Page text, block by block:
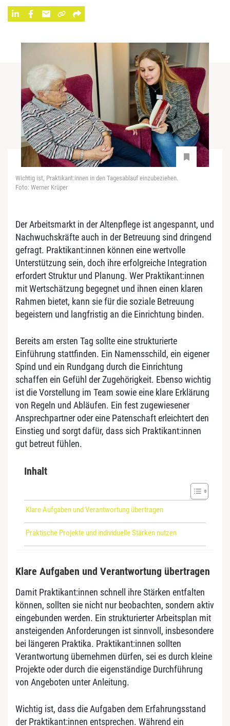
Wichtig ist, Praktikant:innen in den Tagesablauf einzubeziehen.
Foto: Werner Krüper
Der Arbeitsmarkt in der Altenpflege ist angespannt, und
Nachwuchskräfte auch in der Betreuung sind dringend
gefragt. Praktikant:innen können eine wertvolle
Unterstützung sein, doch ihre erfolgreiche Integration
erfordert Struktur und Planung. Wer Praktikant:innen
mit Wertschätzung begegnet und ihnen einen klaren
Rahmen bietet, kann sie für die soziale Betreuung
begeistern und langfristig an die Einrichtung binden.
Bereits am ersten Tag sollte eine strukturierte
Einführung stattfinden. Ein Namensschild, ein eigener
Spind und ein Rundgang durch die Einrichtung
schaffen ein Gefühl der Zugehörigkeit. Ebenso wichtig
ist die Vorstellung im Team sowie eine klare Erklärung
von Regeln und Abläufen. Ein fest zugewiesener
Ansprechpartner oder eine Patenschaft erleichtert den
Einstieg und sorgt dafür, dass sich Praktikant:innen
gut betreut fühlen.
Inhalt
Klare Aufgaben und Verantwortung übertragen
Praktische Projekte und individuelle Stärken nutzen
Klare Aufgaben und Verantwortung übertragen
Damit Praktikant:innen schnell ihre Stärken entfalten
können, sollten sie nicht nur beobachten, sondern aktiv
eingebunden werden. Ein strukturierter Arbeitsplan mit
ansteigenden Anforderungen ist sinnvoll, insbesondere
bei längeren Praktika. Praktikant:innen sollten
Verantwortung übernehmen dürfen, sei es durch kleine
Projekte oder durch die eigenständige Durchführung
von Angeboten unter Anleitung.
Wichtig ist, dass die Aufgaben dem Erfahrungsstand
der Praktikant:innen entsprechen. Während ein